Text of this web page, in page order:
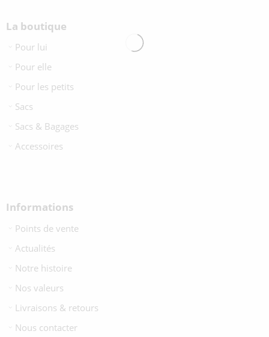
La boutique
Pour lui
Pour elle
Pour les petits
Sacs
Sacs & Bagages
Accessoires
Informations
Points de vente
Actualités
Notre histoire
Nos valeurs
Livraisons & retours
Nous contacter